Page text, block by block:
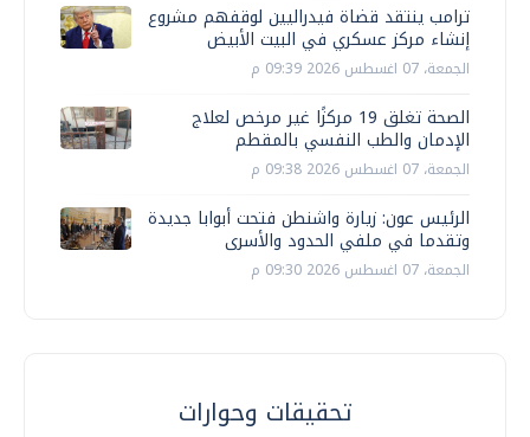
ترامب ينتقد قضاة فيدراليين لوقفهم مشروع
إنشاء مركز عسكري في البيت الأبيض
الجمعة، 07 اغسطس 2026 09:39 م
الصحة تغلق 19 مركزًا غير مرخص لعلاج
الإدمان والطب النفسي بالمقطم
الجمعة، 07 اغسطس 2026 09:38 م
الرئيس عون: زيارة واشنطن فتحت أبوابا جديدة
وتقدما في ملفي الحدود والأسرى
الجمعة، 07 اغسطس 2026 09:30 م
تحقيقات وحوارات